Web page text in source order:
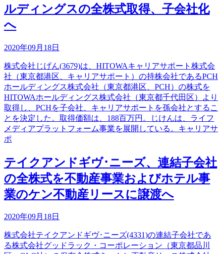
ルディングスの全株式取得、子会社化
へ
2020年09月18日
株式会社じげん(3679)は、HITOWAキャリアサポート株式会
社（東京都港区、キャリアサポート）の持株会社であるPCH
ホールディングス株式会社（東京都港区、PCH）の株式を
HITOWAホールディングス株式会社（東京都千代田区）より
取得し、PCHを子会社、キャリアサポートを孫会社とするこ
とを決定した。取得価額は、188百万円。じけんは、ライフ
メディアプラットフォーム事業を展開している。キャリアサ
ポ
テイクアンドギヴ･ニーズ、連結子会社
の全株式を不動産事業およびホテル事
業のケン不動産リースに譲渡へ
2020年09月18日
株式会社テイクアンドギヴ･ニーズ(4331)の連結子会社であ
る株式会社グッドラック・コーポレーション（東京都品川